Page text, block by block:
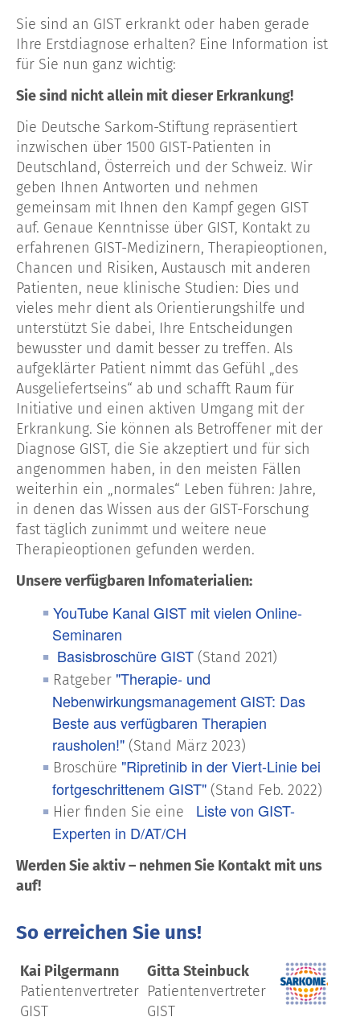
Sie sind an GIST erkrankt oder haben gerade
Ihre Erstdiagnose erhalten? Eine Information ist
für Sie nun ganz wichtig:
Sie sind nicht allein mit dieser Erkrankung!
Die Deutsche Sarkom-Stiftung repräsentiert
inzwischen über 1500 GIST-Patienten in
Deutschland, Österreich und der Schweiz. Wir
geben Ihnen Antworten und nehmen
gemeinsam mit Ihnen den Kampf gegen GIST
auf. Genaue Kenntnisse über GIST, Kontakt zu
erfahrenen GIST-Medizinern, Therapieoptionen,
Chancen und Risiken, Austausch mit anderen
Patienten, neue klinische Studien: Dies und
vieles mehr dient als Orientierungshilfe und
unterstützt Sie dabei, Ihre Entscheidungen
bewusster und damit besser zu treffen. Als
aufgeklärter Patient nimmt das Gefühl „des
Ausgeliefertseins“ ab und schafft Raum für
Initiative und einen aktiven Umgang mit der
Erkrankung. Sie können als Betroffener mit der
Diagnose GIST, die Sie akzeptiert und für sich
angenommen haben, in den meisten Fällen
weiterhin ein „normales“ Leben führen: Jahre,
in denen das Wissen aus der GIST-Forschung
fast täglich zunimmt und weitere neue
Therapieoptionen gefunden werden.
Unsere verfügbaren Infomaterialien:
YouTube Kanal GIST mit vielen Online-
Seminaren
Basisbroschüre GIST (Stand 2021)
Ratgeber "Therapie- und
Nebenwirkungsmanagement GIST: Das
Beste aus verfügbaren Therapien
rausholen!" (Stand März 2023)
Broschüre "Ripretinib in der Viert-Linie bei
fortgeschrittenem GIST" (Stand Feb. 2022)
Hier finden Sie eine
Liste von GIST-
Experten in D/AT/CH
Werden Sie aktiv – nehmen Sie Kontakt mit uns
auf!
So erreichen Sie uns!
Kai Pilgermann
Patientenvertreter
GIST
Gitta Steinbuck
Patientenvertreter
GIST